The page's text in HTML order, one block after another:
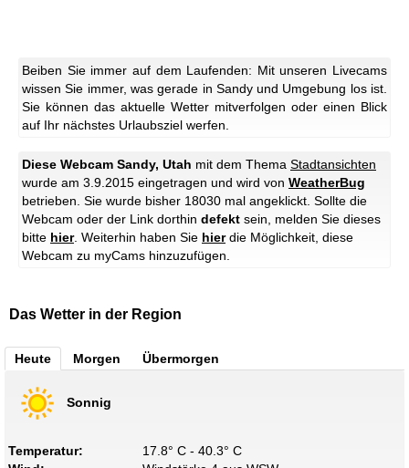
Beiben Sie immer auf dem Laufenden: Mit unseren Livecams
wissen Sie immer, was gerade in Sandy und Umgebung los ist.
Sie können das aktuelle Wetter mitverfolgen oder einen Blick
auf Ihr nächstes Urlaubsziel werfen.
Diese Webcam Sandy, Utah mit dem Thema Stadtansichten
wurde am 3.9.2015 eingetragen und wird von WeatherBug
betrieben. Sie wurde bisher 18030 mal angeklickt. Sollte die
Webcam oder der Link dorthin defekt sein, melden Sie dieses
bitte hier. Weiterhin haben Sie hierdie Möglichkeit, diese
Webcam zu myCams hinzuzufügen.
Das Wetter in der Region
Heute Morgen Übermorgen
Sonnig
Temperatur:
17.8° C - 40.3° C